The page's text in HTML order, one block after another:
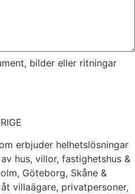
bilder eller ritningar
erbjuder helhetslösningar
hus, villor, fastighetshus &
Göteborg, Skåne &
villaägare, privatpersoner,